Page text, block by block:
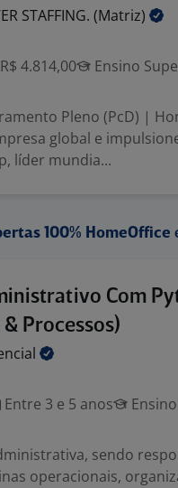
STAFFING. (Matriz)
4.814,00
Ensino
Pleno (PcD) |
global e
líder mundia...
100% HomeOffice
Com
Processos)
Entre 3 e 5 anos
sendo
operacionais,